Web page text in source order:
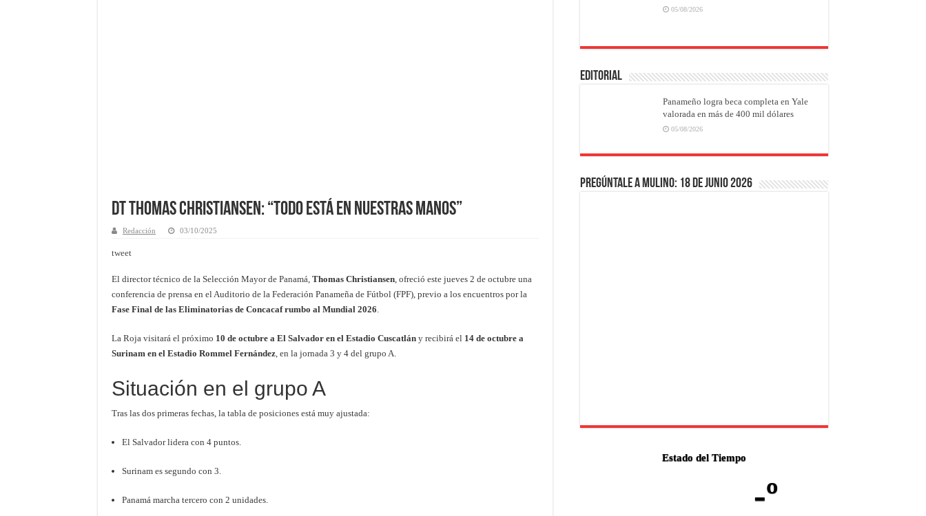
DT Thomas Christiansen: “Todo está en nuestras manos”
Redacción 03/10/2025
tweet
El director técnico de la Selección Mayor de Panamá, Thomas Christiansen , ofreció este jueves 2 de octubre una
conferencia de prensa en el Auditorio de la Federación Panameña de Fútbol (FPF), previo a los encuentros por la
Fase Final de las Eliminatorias de Concacaf rumbo al Mundial 2026
La Roja visitará el próximo 10 de octubre a El Salvador en el Estadio Cuscatlán y recibirá el 14 de octubre a
Surinam en el Estadio Rommel Fernández , en la jornada 3 y 4 del grupo A.
Situación en el grupo A
Tras las dos primeras fechas, la tabla de posiciones está muy ajustada:
El Salvador lidera con 4 puntos.
Surinam es segundo con 3.
Panamá marcha tercero con 2 unidades.
05/08/2026
EDITORIAL
Panameño logra beca completa en Yale
valorada en más de 400 mil dólares
05/08/2026
Pregúntale a Mulino: 18 de junio 2026
Estado del Tiempo
-º